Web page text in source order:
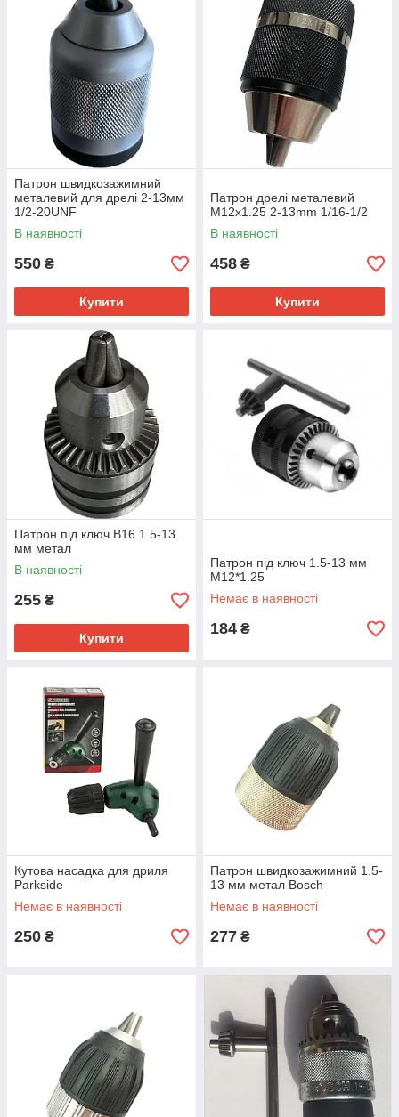
Патрон швидкозажимний
металевий для дрелі 2-13мм
1/2-20UNF
В наявності
550 ₴
Купити
Патрон дрелі металевий
M12x1.25 2-13mm 1/16-1/2
В наявності
458 ₴
Купити
Патрон під ключ B16 1.5-13
мм метал
В наявності
255 ₴
Купити
Патрон під ключ 1.5-13 мм
М12*1.25
Немає в наявності
184 ₴
Кутова насадка для дриля
Parkside
Немає в наявності
250 ₴
Патрон швидкозажимний 1.5-
13 мм метал Bosch
Немає в наявності
277 ₴